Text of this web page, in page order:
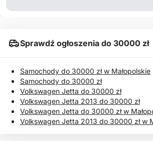
Sprawdź ogłoszenia do 30000 zł
Samochody do 30000 zł w Małopolskie
Samochody do 30000 zł
Volkswagen Jetta do 30000 zł
Volkswagen Jetta 2013 do 30000 zł
Volkswagen Jetta do 30000 zł w
Volkswagen Jetta 2013 do 30000 zł w